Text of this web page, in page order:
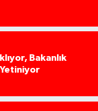
Bakanlık